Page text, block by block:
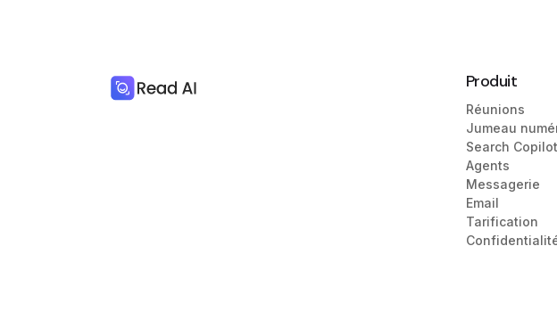
Produit
Réunions
Jumeau
Search Copilot
Agents
Messagerie
Email
Tarification